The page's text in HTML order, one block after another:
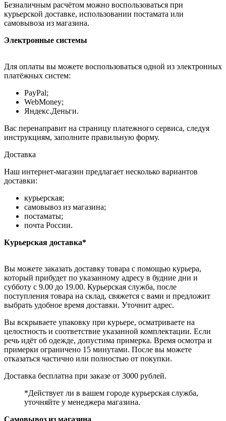
Безналичным расчётом можно воспользоваться при
курьерской доставке, использовании постамата или
самовывоза из магазина.
Электронные системы
Для оплаты вы можете воспользоваться одной из электронных
платёжных систем:
PayPal;
WebMoney;
Яндекс.Деньги.
Вас перенаправит на страницу платежного сервиса, следуя
инструкциям, заполните правильную форму.
Доставка
Наш интернет-магазин предлагает несколько вариантов
доставки:
курьерская;
самовывоз из магазина;
постаматы;
почта России.
Курьерская доставка*
Вы можете заказать доставку товара с помощью курьера,
который прибудет по указанному адресу в будние дни и
субботу с 9.00 до 19.00. Курьерская служба, после
поступления товара на склад, свяжется с вами и предложит
выбрать удобное время доставки. Уточнит адрес.
Вы вскрываете упаковку при курьере, осматриваете на
целостность и соответствие указанной комплектации. Если
речь идёт об одежде, допустима примерка. Время осмотра и
примерки ограничено 15 минутами. После вы можете
отказаться частично или полностью от покупки.
Доставка бесплатна при заказе от 3000 рублей.
*Действует ли в вашем городе курьерская служба,
уточняйте у менеджера магазина.